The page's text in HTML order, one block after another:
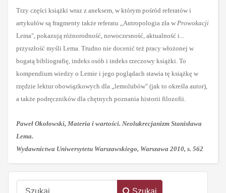
Szukaj
Szukaj
Trzy części książki wraz z aneksem, w którym pośród referatów i
artykułów są fragmenty także referatu „Antropologia zła w Prowokacji
Lema", pokazują różnorodność, nowoczesność, aktualność i...
przyszłość myśli Lema. Trudno nie docenić też pracy włożonej w
bogatą bibliografię, indeks osób i indeks rzeczowy książki. To
kompendium wiedzy o Lemie i jego poglądach stawia tę książkę w
rzędzie lektur obowiązkowych dla „lemolubów" (jak to określa autor),
a także podręczników dla chętnych poznania historii filozofii.
Paweł Okołowski, Materia i wartości. Neolukrecjanizm Stanisława
Lema.
Wydawnictwa Uniwersytetu Warszawskiego, Warszawa 2010, s. 562